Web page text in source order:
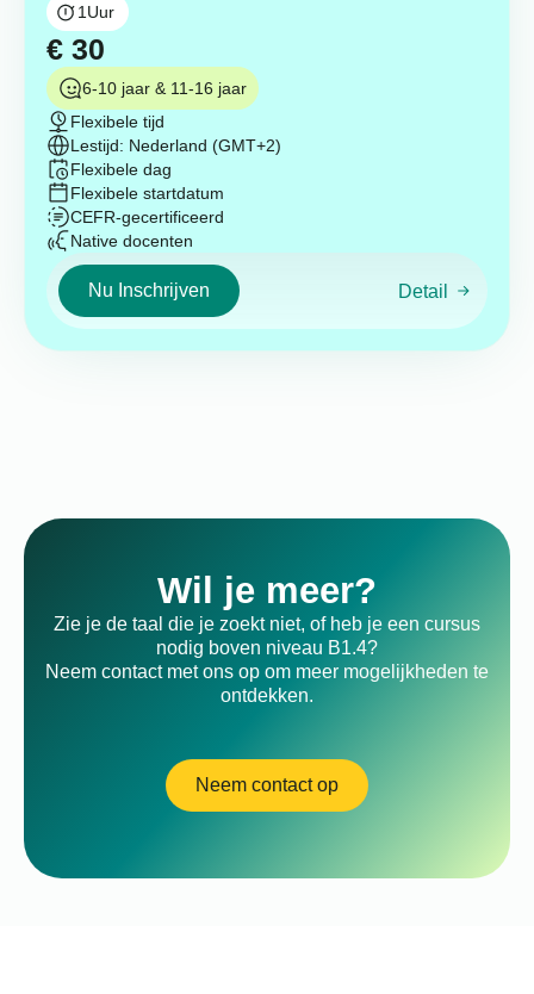
1Uur
€ 30
6-10 jaar & 11-16 jaar
Flexibele tijd
Lestijd: Nederland (GMT+2)
Flexibele dag
Flexibele startdatum
CEFR-gecertificeerd
Native docenten
Nu Inschrijven Detail
Wil je meer?
Zie je de taal die je zoekt niet, of heb je een cursus
nodig boven niveau B1.4?
Neem contact met ons op om meer mogelijkheden te
ontdekken.
Neem contact op